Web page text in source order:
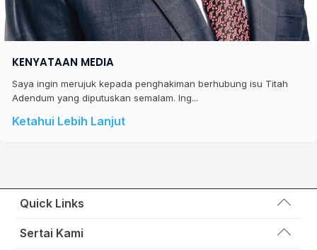
KENYATAAN MEDIA
Saya ingin merujuk kepada penghakiman berhubung isu Titah
Adendum yang diputuskan semalam. Ing...
Ketahui Lebih Lanjut
Quick Links
Wakil Rakyat
Sertai Kami